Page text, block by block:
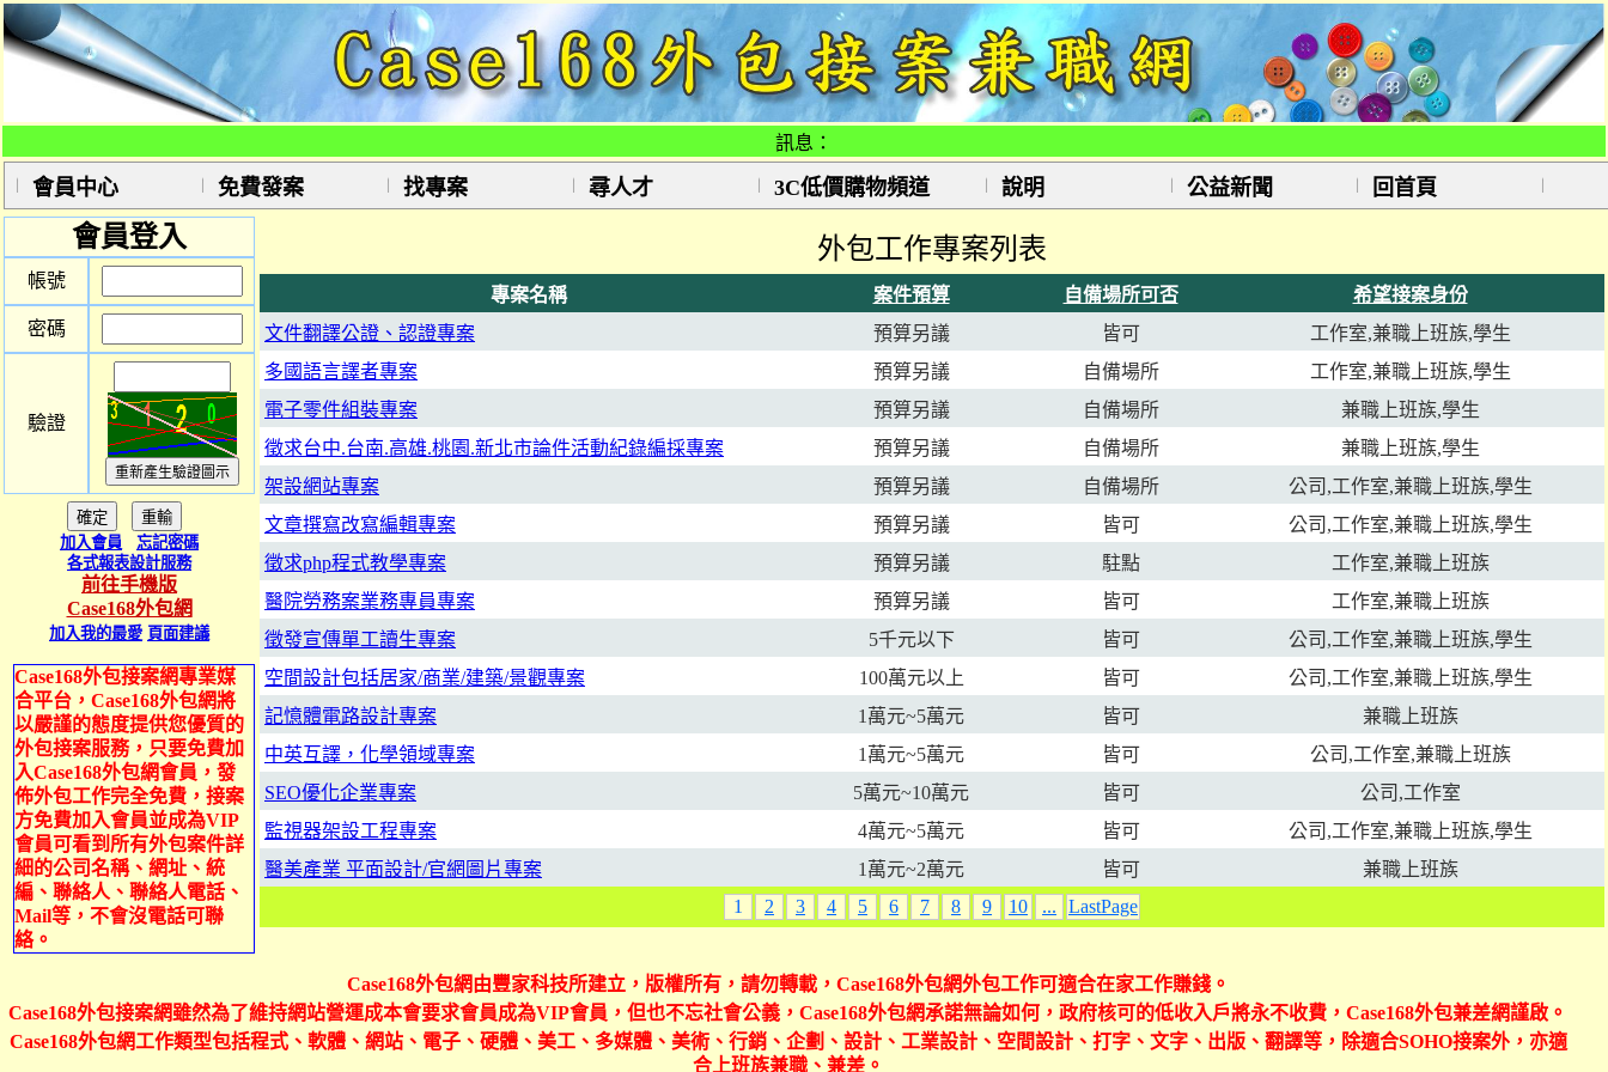
訊息：
會員中心 免費發案 找專案 尋人才 3C低價購物頻道 說明 公益新聞 回首頁
會員登入
帳號
密碼
驗證
加入會員
忘記密碼
各式報表設計服務
前往手機版
Case168外包網
加入我的最愛 頁面建議
Case168外包接案網專業媒
合平台，Case168外包網將
以嚴謹的態度提供您優質的
外包接案服務，只要免費加
入Case168外包網會員，發
佈外包工作完全免費，接案
方免費加入會員並成為VIP
會員可看到所有外包案件詳
細的公司名稱、網址、統
編、聯絡人、聯絡人電話、
Mail等，不會沒電話可聯
絡。
外包工作專案列表
專案名稱 案件預算 自備場所可否
希望接案身份
文件翻譯公證、認證專案
預算另議 皆可
工作室,兼職上班族,學生
多國語言譯者專案
預算另議 自備場所
工作室,兼職上班族,學生
電子零件組裝專案
預算另議 自備場所
兼職上班族,學生
徵求台中.台南.高雄.桃園.新北市論件活動紀錄編採專案
預算另議 自備場所
兼職上班族,學生
架設網站專案
預算另議 自備場所
公司,工作室,兼職上班族,學生
文章撰寫改寫編輯專案
預算另議 皆可
公司,工作室,兼職上班族,學生
徵求php程式教學專案
預算另議 駐點
工作室,兼職上班族
醫院勞務案業務專員專案
預算另議 皆可
工作室,兼職上班族
徵發宣傳單工讀生專案
5千元以下 皆可
公司,工作室,兼職上班族,學生
空間設計包括居家/商業/建築/景觀專案
100萬元以上 皆可
公司,工作室,兼職上班族,學生
記憶體電路設計專案
1萬元~5萬元 皆可
兼職上班族
中英互譯，化學領域專案
1萬元~5萬元 皆可
公司,工作室,兼職上班族
SEO優化企業專案
5萬元~10萬元 皆可
公司,工作室
監視器架設工程專案
4萬元~5萬元 皆可
公司,工作室,兼職上班族,學生
醫美產業 平面設計/官網圖片專案
1萬元~2萬元 皆可
兼職上班族
1
2 3 4 5 6 7 8 9 10 ... LastPage
Case168外包網由豐家科技所建立，版權所有，請勿轉載，Case168外包網外包工作可適合在家工作賺錢。
Case168外包接案網雖然為了維持網站營運成本會要求會員成為VIP會員，但也不忘社會公義，Case168外包網承諾無論如何，政府核可的低收入戶將永不收費，Case168外包兼差網謹啟。
Case168外包網工作類型包括程式、軟體、網站、電子、硬體、美工、多媒體、美術、行銷、企劃、設計、工業設計、空間設計、打字、文字、出版、翻譯等，除適合SOHO接案外，亦適
合上班族兼職、兼差。